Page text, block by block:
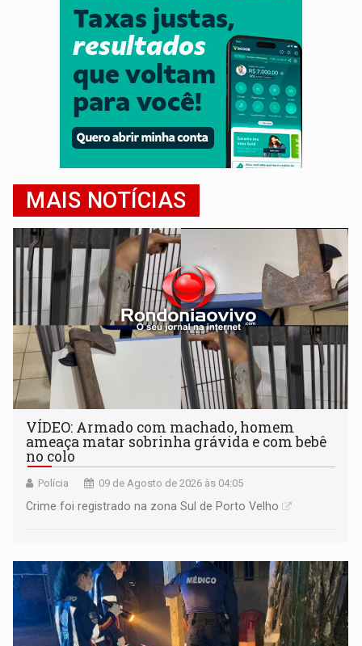
MAIS NOTÍCIAS
VÍDEO: Armado com machado, homem
ameaça matar sobrinha grávida e com bebê
no colo
Polícia 09 de Agosto de 2026 às 04:05
Crime foi registrado na zona Sul de Porto Velho